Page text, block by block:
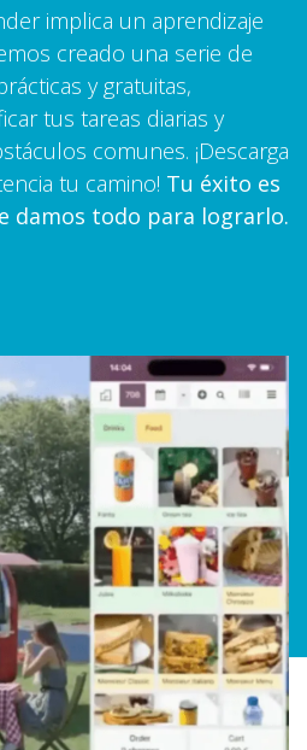
implica un aprendizaje
creado una serie de
y gratuitas,
tus tareas diarias y
comunes. ¡Descarga
tu camino! Tu éxito es
damos todo para lograrlo.